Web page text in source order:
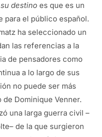
destino es que es un
para el público español.
ha seleccionado un
las referencias a la
de pensadores como
a lo largo de sus
no puede ser más
Dominique Venner.
una larga guerra civil –
de la que surgieron